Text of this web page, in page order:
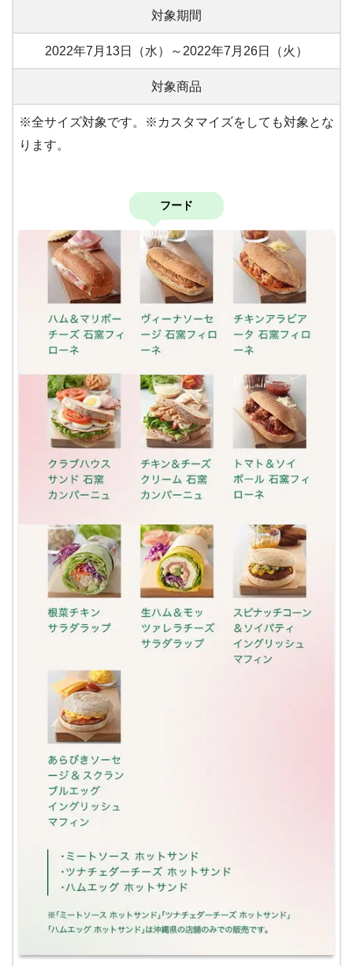
対象期間
2022年7月13日（水）～2022年7月26日（火）
対象商品
※全サイズ対象です。※カスタマイズをしても対象とな
ります。
フード